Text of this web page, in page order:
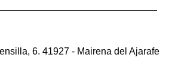
6. 41927 - Mairena del Ajarafe